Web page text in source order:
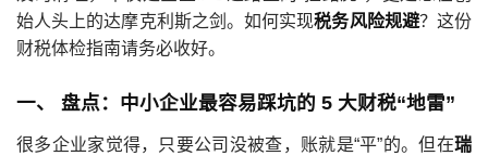
始人头上的达摩克利斯之剑。如何实现税务风险规避？这份
财税体检指南请务必收好。
一、 盘点：中小企业最容易踩坑的 5 大财税“地雷”
很多企业家觉得，只要公司没被查，账就是“平”的。但在瑞